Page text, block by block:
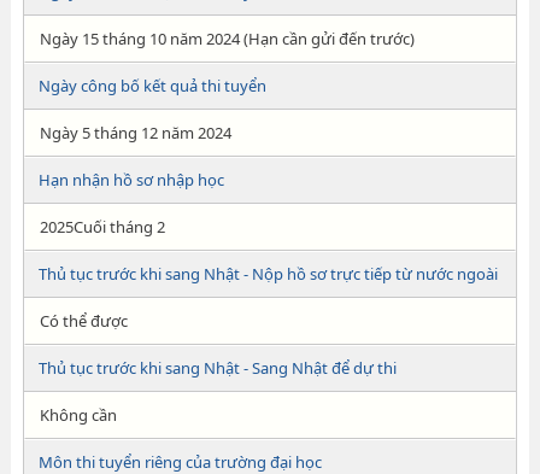
Ngày 15 tháng 10 năm 2024 (Hạn cần gửi đến trước)
Ngày công bố kết quả thi tuyển
Ngày 5 tháng 12 năm 2024
Hạn nhận hồ sơ nhập học
2025Cuối tháng 2
Thủ tục trước khi sang Nhật - Nộp hồ sơ trực tiếp từ nước ngoài
Có thể được
Thủ tục trước khi sang Nhật - Sang Nhật để dự thi
Không cần
Môn thi tuyển riêng của trường đại học